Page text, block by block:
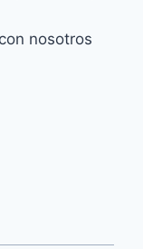
nosotros